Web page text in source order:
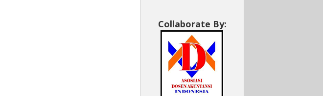
Collaborate By: